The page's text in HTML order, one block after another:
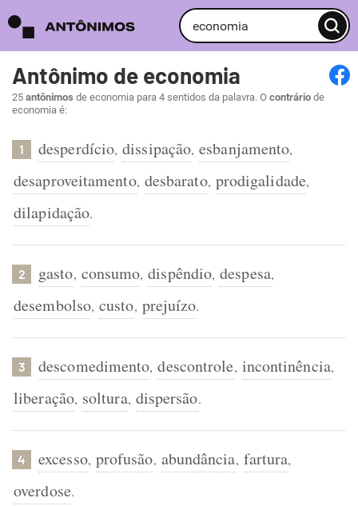
Antônimo de economia
25 antônimos de economia para 4 sentidos da palavra. O contrário de
economia é:
1 desperdício, dissipação, esbanjamento,
desaproveitamento, desbarato, prodigalidade,
dilapidação.
2 gasto, consumo, dispêndio, despesa,
desembolso, custo, prejuízo.
3 descomedimento, descontrole, incontinência,
liberação, soltura, dispersão.
4 excesso, profusão, abundância, fartura,
overdose.